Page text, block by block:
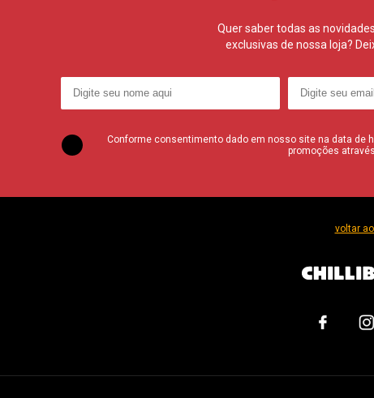
Quer saber todas as
exclusivas de nossa loja?
Conforme consentimento dado em nosso site na data de
promoções
voltar